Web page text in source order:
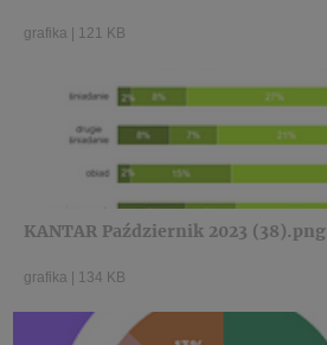
grafika 121 KB
KANTAR Październik 2023 (38).png
grafika 134 KB